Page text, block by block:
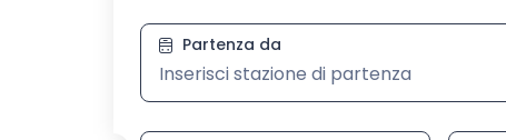
Partenza da Stazione di partenza,